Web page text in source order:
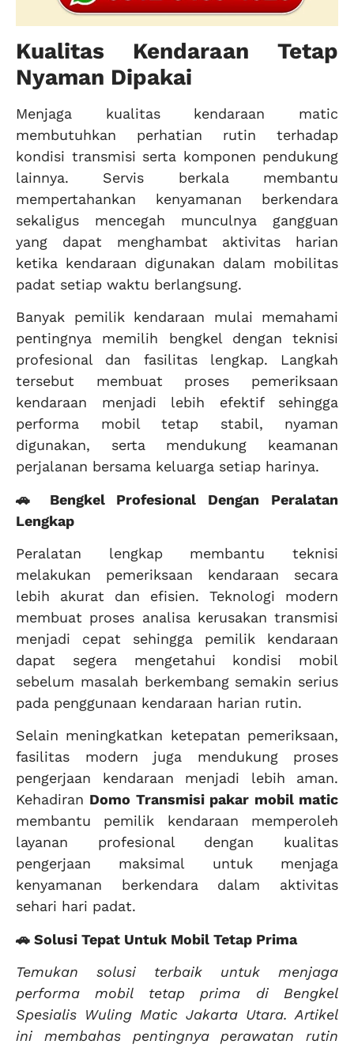
Kualitas Kendaraan Tetap
Nyaman Dipakai
Menjaga kualitas kendaraan matic
membutuhkan perhatian rutin terhadap
kondisi transmisi serta komponen pendukung
lainnya. Servis berkala membantu
mempertahankan kenyamanan berkendara
sekaligus mencegah munculnya gangguan
yang dapat menghambat aktivitas harian
ketika kendaraan digunakan dalam mobilitas
padat setiap waktu berlangsung.
Banyak pemilik kendaraan mulai memahami
pentingnya memilih bengkel dengan teknisi
profesional dan fasilitas lengkap. Langkah
tersebut membuat proses pemeriksaan
kendaraan menjadi lebih efektif sehingga
performa mobil tetap stabil, nyaman
digunakan, serta mendukung keamanan
perjalanan bersama keluarga setiap harinya.
🚗 Bengkel Profesional Dengan Peralatan
Lengkap
Peralatan lengkap membantu teknisi
melakukan pemeriksaan kendaraan secara
lebih akurat dan efisien. Teknologi modern
membuat proses analisa kerusakan transmisi
menjadi cepat sehingga pemilik kendaraan
dapat segera mengetahui kondisi mobil
sebelum masalah berkembang semakin serius
pada penggunaan kendaraan harian rutin.
Selain meningkatkan ketepatan pemeriksaan,
fasilitas modern juga mendukung proses
pengerjaan kendaraan menjadi lebih aman.
Kehadiran Domo Transmisi pakar mobil matic
membantu pemilik kendaraan memperoleh
layanan profesional dengan kualitas
pengerjaan maksimal untuk menjaga
kenyamanan berkendara dalam aktivitas
sehari hari padat.
🚗 Solusi Tepat Untuk Mobil Tetap Prima
Temukan solusi terbaik untuk menjaga
performa mobil tetap prima di Bengkel
Spesialis Wuling Matic Jakarta Utara. Artikel
ini membahas pentingnya perawatan rutin